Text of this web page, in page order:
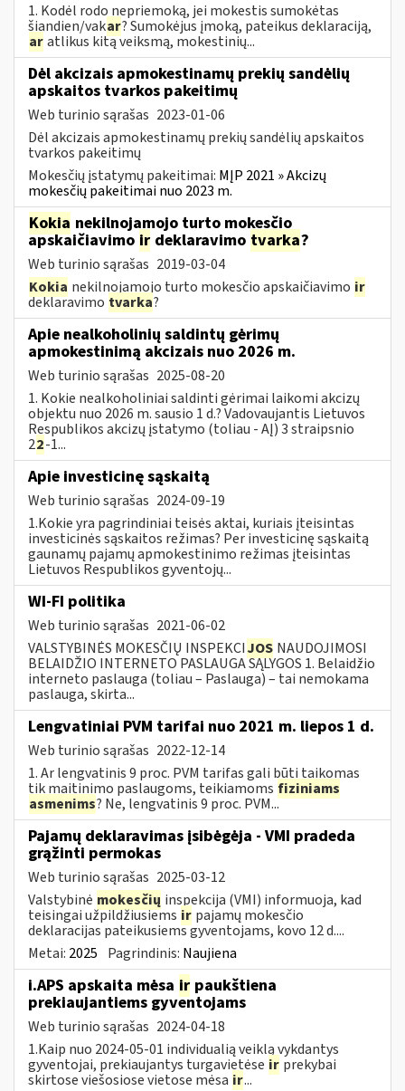
1. Kodėl rodo nepriemoką, jei mokestis sumokėtas
šiandien/vakar? Sumokėjus įmoką, pateikus deklaraciją,
aratlikus kitą veiksmą, mokestinių...
Dėl akcizais apmokestinamų prekių sandėlių
apskaitos tvarkos pakeitimų
Web turinio sąrašas 2023-01-06
Dėl akcizais apmokestinamų prekių sandėlių apskaitos
tvarkos pakeitimų
Mokesčių įstatymų pakeitimai: MĮP 2021 » Akcizų
mokesčių pakeitimai nuo 2023 m.
Kokia nekilnojamojo turto mokesčio
apskaičiavimo ir deklaravimo tvarka?
Web turinio sąrašas 2019-03-04
Kokia nekilnojamojo turto mokesčio apskaičiavimo ir
deklaravimo tvarka?
Apie nealkoholinių saldintų gėrimų
apmokestinimą akcizais nuo 2026 m.
Web turinio sąrašas 2025-08-20
1. Kokie nealkoholiniai saldinti gėrimai laikomi akcizų
objektu nuo 2026 m. sausio 1 d.? Vadovaujantis Lietuvos
Respublikos akcizų įstatymo (toliau - AĮ) 3 straipsnio
22-1...
Apie investicinę sąskaitą
Web turinio sąrašas 2024-09-19
1.Kokie yra pagrindiniai teisės aktai, kuriais įteisintas
investicinės sąskaitos režimas? Per investicinę sąskaitą
gaunamų pajamų apmokestinimo režimas įteisintas
Lietuvos Respublikos gyventojų...
WI-FI politika
Web turinio sąrašas 2021-06-02
VALSTYBINĖS MOKESČIŲ INSPEKCIJOS NAUDOJIMOSI
BELAIDŽIO INTERNETO PASLAUGA SĄLYGOS 1. Belaidžio
interneto paslauga (toliau – Paslauga) – tai nemokama
paslauga, skirta...
Lengvatiniai PVM tarifai nuo 2021 m. liepos 1 d.
Web turinio sąrašas 2022-12-14
1. Ar lengvatinis 9 proc. PVM tarifas gali būti taikomas
tik maitinimo paslaugoms, teikiamoms fiziniams
asmenims? Ne, lengvatinis 9 proc. PVM...
Pajamų deklaravimas įsibėgėja - VMI pradeda
grąžinti permokas
Web turinio sąrašas 2025-03-12
Valstybinė mokesčių inspekcija (VMI) informuoja, kad
teisingai užpildžiusiems ir pajamų mokesčio
deklaracijas pateikusiems gyventojams, kovo 12 d....
Metai: 2025 Pagrindinis: Naujiena
i.APS apskaita mėsa ir paukštiena
prekiaujantiems gyventojams
Web turinio sąrašas 2024-04-18
1.Kaip nuo 2024-05-01 individualią veiklą vykdantys
gyventojai, prekiaujantys turgavietėse ir prekybai
skirtose viešosiose vietose mėsa ir...